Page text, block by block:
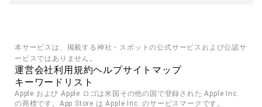
本サービスは、掲載する神社・スポットの公式サービスおよび公認サ
ービスではありません。
運営会社利用規約ヘルプサイトマップ
キーワードリスト
Apple および Apple ロゴは米国その他の国で登録された Apple Inc.
の商標です。App Store は Apple Inc. のサービスマークです。